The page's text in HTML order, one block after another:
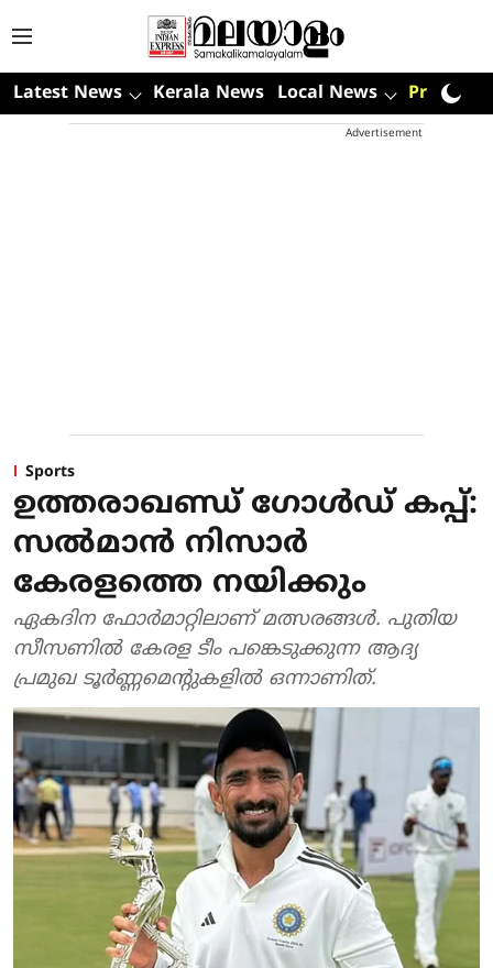
Latest News Kerala News Local News Premium
Advertisement
Sports
ഉത്തരാഖണ്ഡ് ഗോൾഡ് കപ്പ്:
സൽമാൻ നിസാർ
കേരളത്തെ നയിക്കും
ഏകദിന ഫോർമാറ്റിലാണ് മത്സരങ്ങൾ. പുതിയ
സീസണിൽ കേരള ടീം പങ്കെടുക്കുന്ന ആദ്യ
പ്രമുഖ ടൂർണ്ണമെൻ്റുകളിൽ ഒന്നാണിത്.